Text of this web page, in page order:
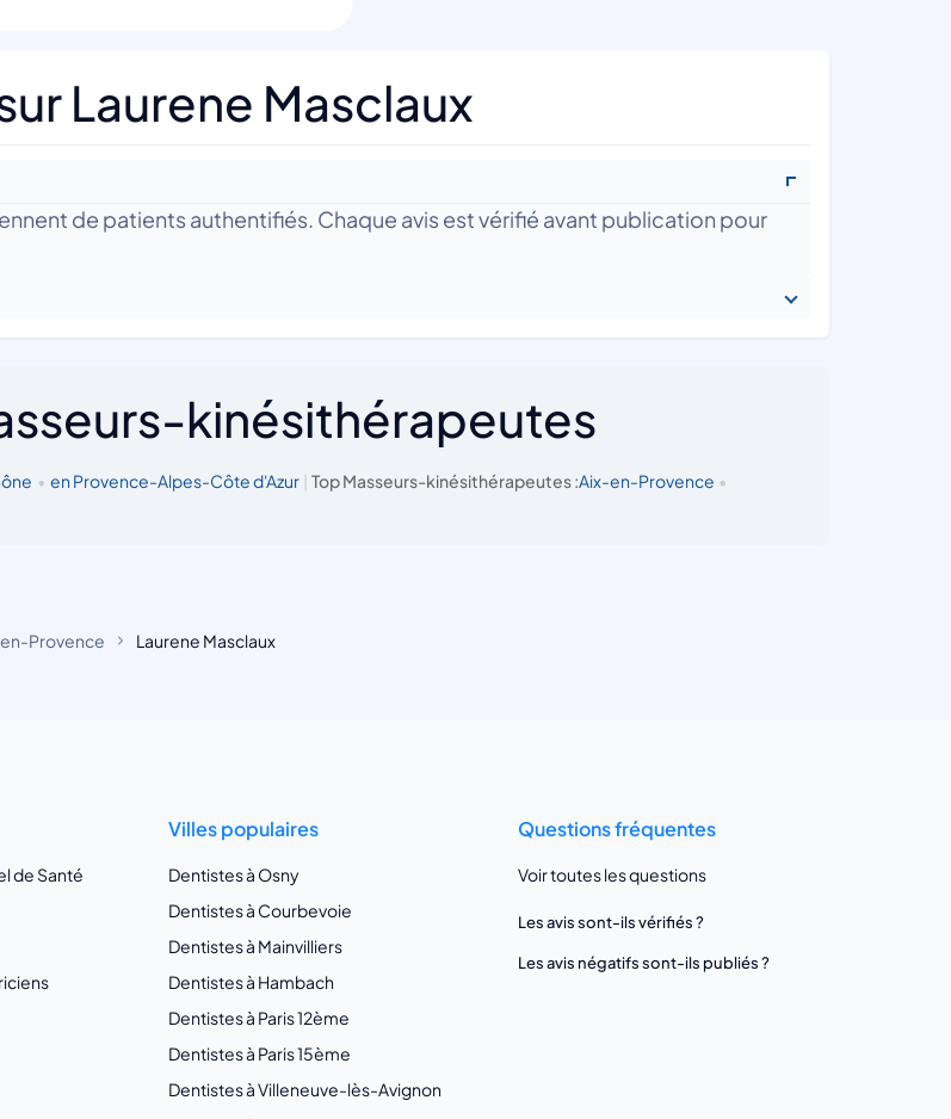
Laurene Masclaux
de patients authentifiés. Chaque avis est vérifié avant publication pour
kinésithérapeutes
• en Provence-Alpes-Côte d'Azur | Top Masseurs-kinésithérapeutes :Aix-en-Provence •
Provence Laurene Masclaux
de Santé
Villes populaires
Dentistes à Osny
Dentistes à Courbevoie
Dentistes à Mainvilliers
Dentistes à Hambach
Dentistes à Paris 12ème
Dentistes à Paris 15ème
Dentistes à Villeneuve-lès-Avignon
Questions fréquentes
Voir toutes les questions
Les avis sont-ils vérifiés ?
Les avis négatifs sont-ils publiés ?